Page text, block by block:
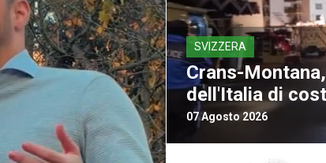
SVIZZERA
Crans-
dell'Italia di
07 Agosto 2026